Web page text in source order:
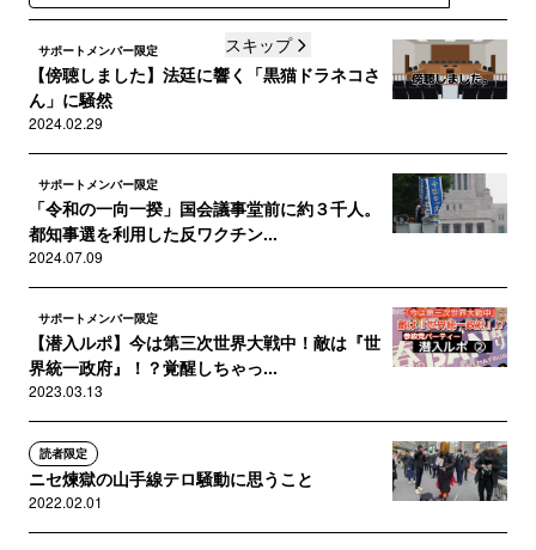
サポートメンバー限定
【傍聴しました】法廷に響く「黒猫ドラネコさ
ん」に騒然
2024.02.29
サポートメンバー限定
「令和の一向一揆」国会議事堂前に約３千人。
都知事選を利用した反ワクチン...
2024.07.09
サポートメンバー限定
【潜入ルポ】今は第三次世界大戦中！敵は『世
界統一政府』！？覚醒しちゃっ...
2023.03.13
読者限定
ニセ煉獄の山手線テロ騒動に思うこと
2022.02.01
スキップ